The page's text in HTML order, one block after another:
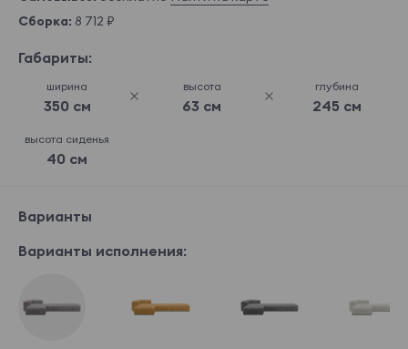
Сборка: 8 712 ₽
Габариты:
ширина
350 см
высота
63 см
глубина
245 см
высота сиденья
40 см
Варианты
Варианты исполнения: